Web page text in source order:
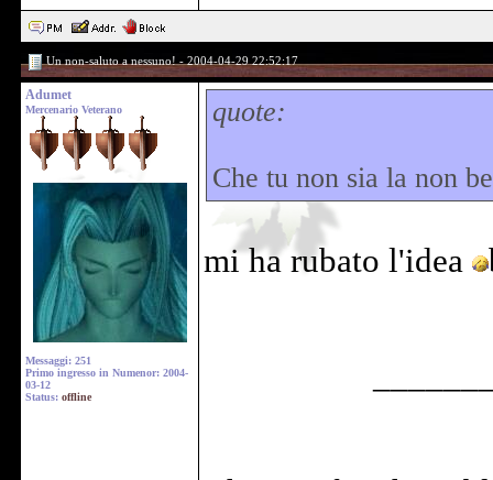
Un non-saluto a nessuno! - 2004-04-29 22:52:17
Adumet
Mercenario Veterano
Messaggi: 251
Primo ingresso in Numenor: 2004-
03-12
Status: offline
quote:
Che tu non sia la non
mi ha rubato l'idea